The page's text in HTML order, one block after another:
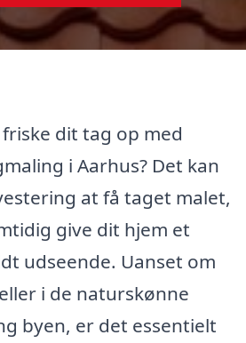
dit tag op med
i Aarhus? Det kan
at få taget malet,
give dit hjem et
udseende. Uanset om
i de naturskønne
byen, er det essentielt